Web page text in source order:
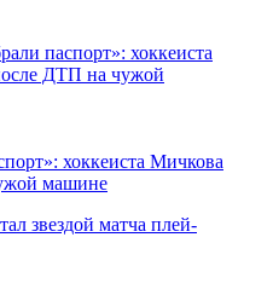
хоккеиста Мичкова
машине